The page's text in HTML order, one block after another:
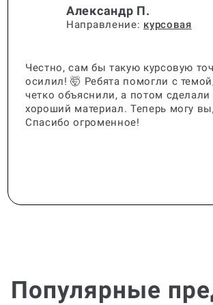
Александр П.
Направление: курсовая
Честно, сам бы такую курсовую
осилил! 🤯 Ребята помогли с
четко объяснили, а потом сделали
хороший материал. Теперь могу
Спасибо огроменное!
Популярные